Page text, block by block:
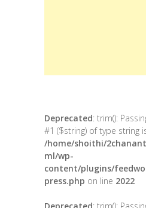
Deprecated: trim():
#1 ($string) of type string
/home/shoithi/
ml/wp-
content/plugins/
press.php on line 2022